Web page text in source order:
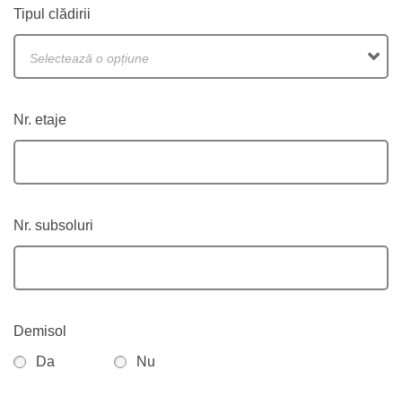
Tipul clădirii
Selectează o opțiune
Nr. etaje
Nr. subsoluri
Demisol
Da
Nu